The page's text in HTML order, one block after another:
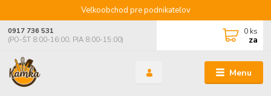
Veľkoobchod pre podnikateľov
Menu
0917 736 531
(PO-ŠT 8:00-16:00, PIA 8:00-15:00)
0 ks
za